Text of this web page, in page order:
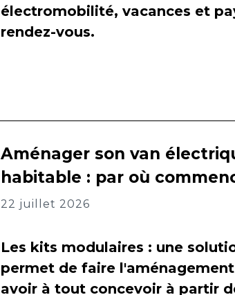
électromobilité, vacances et
rendez-vous.
Aménager son van
habitable : par où
22 juillet 2026
Les kits modulaires : une
permet de faire
avoir à tout concevoir à partir